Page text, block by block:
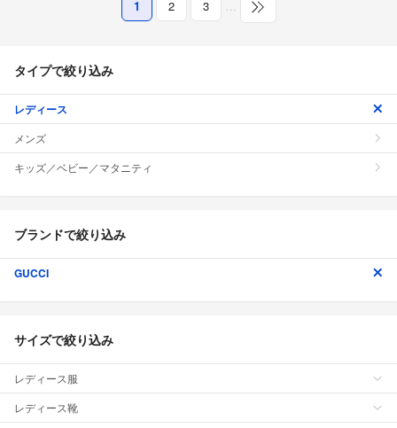
1 2 3 …
タイプで絞り込み
レディース
メンズ
キッズ／ベビー／マタニティ
ブランドで絞り込み
GUCCI
サイズで絞り込み
レディース服
レディース靴